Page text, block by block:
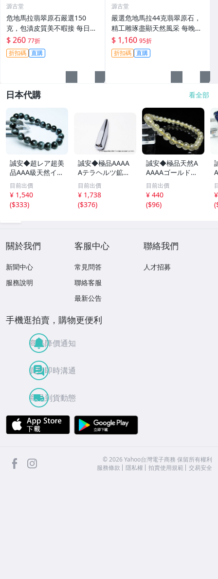
源古堂
危地馬拉翡翠原石嚴選150
克，包漬皮質美不暇接 每日拍
賣晚11點截標 真實成交 危地
馬拉、翡翠原石、包漿皮
$ 260 77折
折扣碼 直購
源古堂
嚴選危地馬拉44克翡翠原石，
精工雕琢盡顯天然風采 每晚11
點截標 日拍推薦 危地馬拉 翡
翠原石 雕琢作品
$ 1,160 95折
折扣碼 直購
日本代購 看全部
誠安◆超レア超美
品AAA級天然イー
グルアイブレスレ
ット 10mm [T15
6-6923]
目前出價
¥ 1,540
($333)
誠安◆極品AAAA
Aテラヘルツ鉱石
マッサージ棒サイ
ズ：小[T557-215
1]
目前出價
¥ 1,738
($376)
誠安◆極品天然A
AAAAゴールドタ
イチンルチルブレ
スレット 6mm [T
171-7937]
目前出價
¥ 440
($96)
(
關於我們
新聞中心
服務說明
客服中心
常見問答
聯絡客服
最新公告
聯絡我們
人才招募
手機逛拍賣，購物更便利
商品降價通知
買賣即時溝通
商品到貨動態
APP Store
facebook ©2026 Yahoo台灣電子商務 保留所有權利
服務條款
隱私權 拍賣使用規範 交易安全